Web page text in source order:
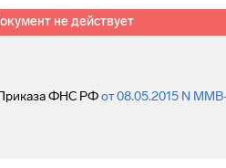
не действует
Приказа ФНС РФот 08.05.2015 N